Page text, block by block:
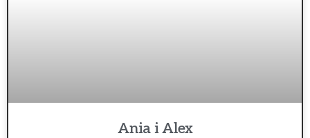
Ania i Alex